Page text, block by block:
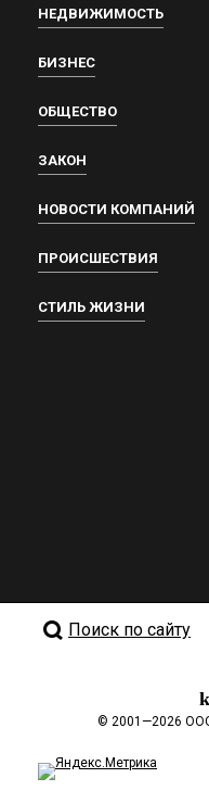
НЕДВИЖИМОСТЬ
БИЗНЕС
ОБЩЕСТВО
ЗАКОН
НОВОСТИ КОМПАНИЙ
ПРОИСШЕСТВИЯ
СТИЛЬ ЖИЗНИ
Поиск по сайту
© 2001—2026